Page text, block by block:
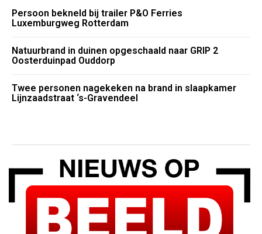
Persoon bekneld bij trailer P&O Ferries
Luxemburgweg Rotterdam
Natuurbrand in duinen opgeschaald naar GRIP 2
Oosterduinpad Ouddorp
Twee personen nagekeken na brand in slaapkamer
Lijnzaadstraat ‘s-Gravendeel